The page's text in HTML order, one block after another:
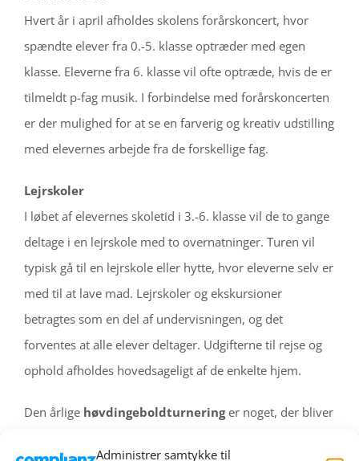
Administrer samtykke til
Hvert år i april afholdes skolens forårskoncert, hvor
spændte elever fra 0.-5. klasse optræder med egen
klasse. Eleverne fra 6. klasse vil ofte optræde, hvis de er
tilmeldt p-fag musik. I forbindelse med forårskoncerten
er der mulighed for at se en farverig og kreativ udstilling
med elevernes arbejde fra de forskellige fag.
Lejrskoler
I løbet af elevernes skoletid i 3.-6. klasse vil de to gange
deltage i en lejrskole med to overnatninger. Turen vil
typisk gå til en lejrskole eller hytte, hvor eleverne selv er
med til at lave mad. Lejrskoler og ekskursioner
betragtes som en del af undervisningen, og det
forventes at alle elever deltager. Udgifterne til rejse og
ophold afholdes hovedsageligt af de enkelte hjem.
Den årlige høvdingeboldturneringer noget, der bliver